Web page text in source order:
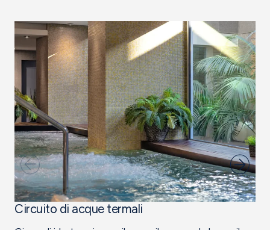
Circuito di acque termali